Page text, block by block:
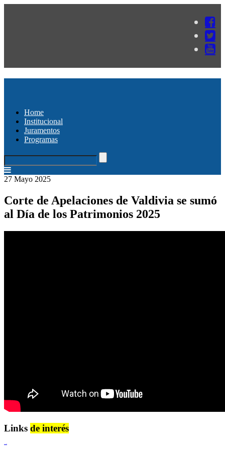
Home
Institucional
Juramentos
Programas
27 Mayo 2025
Corte de Apelaciones de Valdivia se sumó
al Día de los Patrimonios 2025
Links de interés